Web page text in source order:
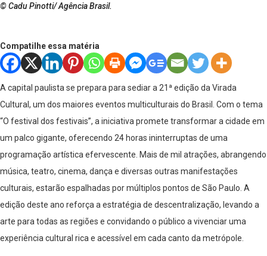
© Cadu Pinotti/ Agência Brasil.
Compatilhe essa matéria
A capital paulista se prepara para sediar a 21ª edição da Virada
Cultural, um dos maiores eventos multiculturais do Brasil. Com o tema
“O festival dos festivais”, a iniciativa promete transformar a cidade em
um palco gigante, oferecendo 24 horas ininterruptas de uma
programação artística efervescente. Mais de mil atrações, abrangendo
música, teatro, cinema, dança e diversas outras manifestações
culturais, estarão espalhadas por múltiplos pontos de São Paulo. A
edição deste ano reforça a estratégia de descentralização, levando a
arte para todas as regiões e convidando o público a vivenciar uma
experiência cultural rica e acessível em cada canto da metrópole.